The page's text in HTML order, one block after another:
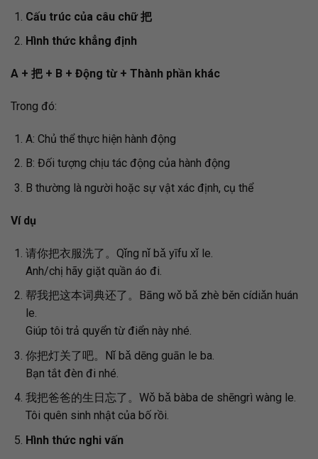
Cấu trúc của câu chữ把
Hình thức khẳng định
A + 把 + B + Động từ + Thành phần khác
Trong đó:
A: Chủ thể thực hiện hành động
B: Đối tượng chịu tác động của hành động
B thường là người hoặc sự vật xác định, cụ thể
Ví dụ
请你把衣服洗了。Qǐng nǐ bǎ yīfu xǐ le.
Anh/chị hãy giặt quần áo đi.
帮我把这本词典还了。Bāng wǒ bǎ zhè běn cídiǎn huán
le.
Giúp tôi trả quyển từ điển này nhé.
你把灯关了吧。Nǐ bǎ dēng guān le ba.
Bạn tắt đèn đi nhé.
我把爸爸的生日忘了。Wǒ bǎ bàba de shēngrì wàng le.
Tôi quên sinh nhật của bố rồi.
Hình thức nghi vấn